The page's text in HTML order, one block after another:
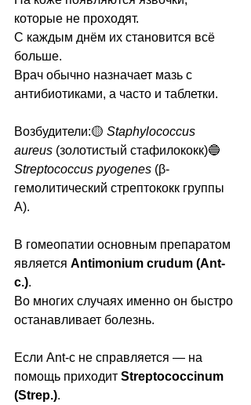
которые не проходят.
С каждым днём их становится всё
больше.
Врач обычно назначает мазь с
антибиотиками, а часто и таблетки.
Возбудители:🟡 Staphylococcus
aureus (золотистый стафилококк)🔵
Streptococcus pyogenes (β-
гемолитический стрептококк группы
А).
В гомеопатии основным препаратом
является Antimonium crudum (Ant-
c.).
Во многих случаях именно он быстро
останавливает болезнь.
Если Ant-c не справляется — на
помощь приходит Streptococcinum
(Strep.).